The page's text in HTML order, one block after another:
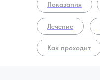
Показания
Лечение
Как проходит